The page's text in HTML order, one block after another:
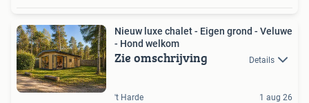
Nieuw luxe chalet - Eigen grond - Veluwe
- Hond welkom
Zie omschrijving Details
't Harde 1 aug 26